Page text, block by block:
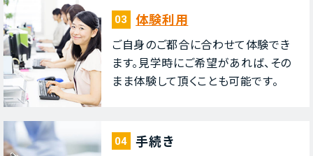
03 体験利⽤
ご⾃⾝のご都合に合わせて体験でき
ます。⾒学時にご希望があれば、その
まま体験して頂くことも可能です。
04 ⼿続き